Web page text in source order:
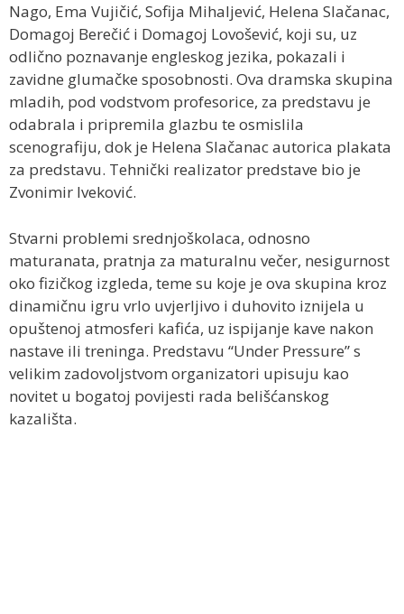
Nago, Ema Vujičić, Sofija Mihaljević, Helena Slačanac,
Domagoj Berečić i Domagoj Lovošević, koji su, uz
odlično poznavanje engleskog jezika, pokazali i
zavidne glumačke sposobnosti. Ova dramska skupina
mladih, pod vodstvom profesorice, za predstavu je
odabrala i pripremila glazbu te osmislila
scenografiju, dok je Helena Slačanac autorica plakata
za predstavu. Tehnički realizator predstave bio je
Zvonimir Iveković.
Stvarni problemi srednjoškolaca, odnosno
maturanata, pratnja za maturalnu večer, nesigurnost
oko fizičkog izgleda, teme su koje je ova skupina kroz
dinamičnu igru vrlo uvjerljivo i duhovito iznijela u
opuštenoj atmosferi kafića, uz ispijanje kave nakon
nastave ili treninga. Predstavu “Under Pressure” s
velikim zadovoljstvom organizatori upisuju kao
novitet u bogatoj povijesti rada belišćanskog
kazališta.